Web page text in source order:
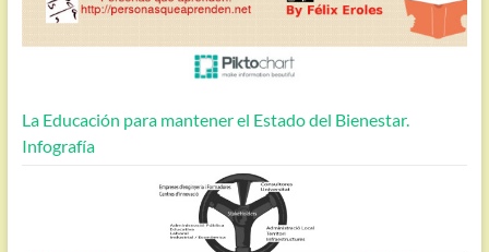
La Educación para mantener el Estado del Bienestar.
Infografía